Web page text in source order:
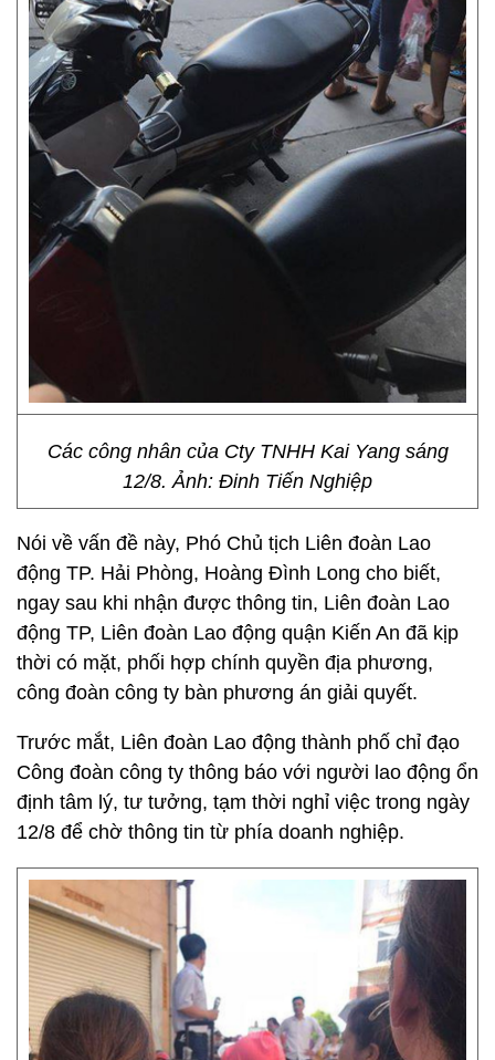
Các công nhân của Cty TNHH Kai Yang sáng
12/8. Ảnh: Đinh Tiến Nghiệp
Nói về vấn đề này, Phó Chủ tịch Liên đoàn Lao
động TP. Hải Phòng, Hoàng Đình Long cho biết,
ngay sau khi nhận được thông tin, Liên đoàn Lao
động TP, Liên đoàn Lao động quận Kiến An đã kịp
thời có mặt, phối hợp chính quyền địa phương,
công đoàn công ty bàn phương án giải quyết.
Trước mắt, Liên đoàn Lao động thành phố chỉ đạo
Công đoàn công ty thông báo với người lao động ổn
định tâm lý, tư tưởng, tạm thời nghỉ việc trong ngày
12/8 để chờ thông tin từ phía doanh nghiệp.